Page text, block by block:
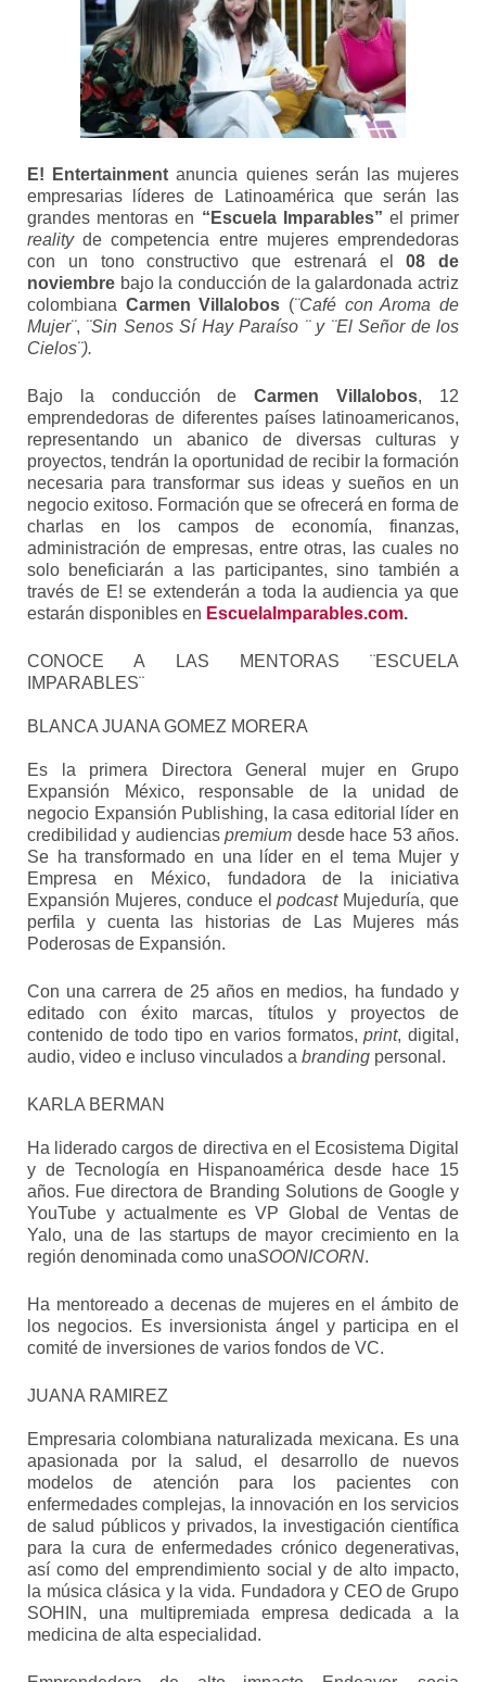
E! Entertainmentanuncia quienes serán las mujeres
empresarias líderes de Latinoamérica que serán las
grandes mentoras en “Escuela Imparables” el primer
realityde competencia entre mujeres emprendedoras
con un tono constructivo que estrenará el08 de
noviembre bajo la conducción de la galardonada actriz
colombiana Carmen Villalobos (¨Café con Aroma de
Mujer¨, ¨Sin Senos Sí Hay Paraíso ¨ y ¨El Señor de los
Cielos¨).
Bajo la conducción deCarmen Villalobos, 12
emprendedoras de diferentes países latinoamericanos,
representando un abanico de diversas culturas y
proyectos, tendrán la oportunidad de recibir la formación
necesaria para transformar sus ideas y sueños en un
negocio exitoso. Formación que se ofrecerá en forma de
charlas en los campos de economía, finanzas,
administración de empresas, entre otras, las cuales no
solo beneficiarán a las participantes, sino también a
través de E! se extenderán a toda la audiencia ya que
estarán disponibles en EscuelaImparables.com.
CONOCE A LAS MENTORAS ¨ESCUELA
IMPARABLES¨
BLANCA JUANA GOMEZ MORERA
Es la primera Directora General mujer en Grupo
Expansión México, responsable de la unidad de
negocio Expansión Publishing, la casa editorial líder en
credibilidad y audienciaspremium desde hace 53 años.
Se ha transformado en una líder en el tema Mujer y
Empresa en México, fundadora de la iniciativa
Expansión Mujeres, conduce elpodcastMujeduría, que
perfila y cuenta las historias de Las Mujeres más
Poderosas de Expansión.
Con una carrera de 25 años en medios, ha fundado y
editado con éxito marcas, títulos y proyectos de
contenido de todo tipo en varios formatos, print, digital,
audio, video e incluso vinculados a branding personal.
KARLA BERMAN
Ha liderado cargos de directiva en el Ecosistema Digital
y de Tecnología en Hispanoamérica desde hace 15
años. Fue directora de Branding Solutions de Google y
YouTube y actualmente es VP Global de Ventas de
Yalo, una de las startups de mayor crecimiento en la
región denominada como unaSOONICORN.
Ha mentoreado a decenas de mujeres en el ámbito de
los negocios. Es inversionista ángel y participa en el
comité de inversiones de varios fondos de VC.
JUANA RAMIREZ
Empresaria colombiana naturalizada mexicana. Es una
apasionada por la salud, el desarrollo de nuevos
modelos de atención para los pacientes con
enfermedades complejas, la innovación en los servicios
de salud públicos y privados, la investigación científica
para la cura de enfermedades crónico degenerativas,
así como del emprendimiento social y de alto impacto,
la música clásica y la vida. Fundadora y CEO de Grupo
SOHIN, una multipremiada empresa dedicada a la
medicina de alta especialidad.